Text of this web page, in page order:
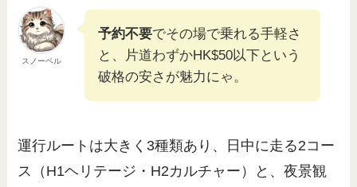
スノーベル
予約不要でその場で乗れる手軽さ
と、片道わずかHK$50以下という
破格の安さが魅力にゃ。
運行ルートは大きく3種類あり、日中に走る2コー
ス（H1ヘリテージ・H2カルチャー）と、夜景観